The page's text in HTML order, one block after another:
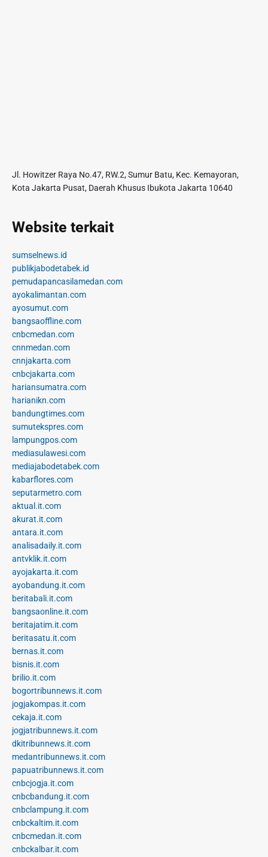
Jl. Howitzer Raya No.47, RW.2, Sumur Batu, Kec. Kemayoran,
Kota Jakarta Pusat, Daerah Khusus Ibukota Jakarta 10640
Website terkait
sumselnews.id
publikjabodetabek.id
pemudapancasilamedan.com
ayokalimantan.com
ayosumut.com
bangsaoffline.com
cnbcmedan.com
cnnmedan.com
cnnjakarta.com
cnbcjakarta.com
hariansumatra.com
harianikn.com
bandungtimes.com
sumutekspres.com
lampungpos.com
mediasulawesi.com
mediajabodetabek.com
kabarflores.com
seputarmetro.com
aktual.it.com
akurat.it.com
antara.it.com
analisadaily.it.com
antvklik.it.com
ayojakarta.it.com
ayobandung.it.com
beritabali.it.com
bangsaonline.it.com
beritajatim.it.com
beritasatu.it.com
bernas.it.com
bisnis.it.com
brilio.it.com
bogortribunnews.it.com
jogjakompas.it.com
cekaja.it.com
jogjatribunnews.it.com
dkitribunnews.it.com
medantribunnews.it.com
papuatribunnews.it.com
cnbcjogja.it.com
cnbcbandung.it.com
cnbclampung.it.com
cnbckaltim.it.com
cnbcmedan.it.com
cnbckalbar.it.com